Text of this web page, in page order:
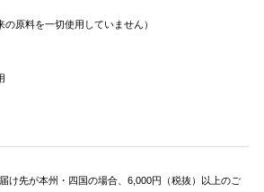
原料を一切使用していません）
け先が本州・四国の場合、6,000円（税抜）以上のご